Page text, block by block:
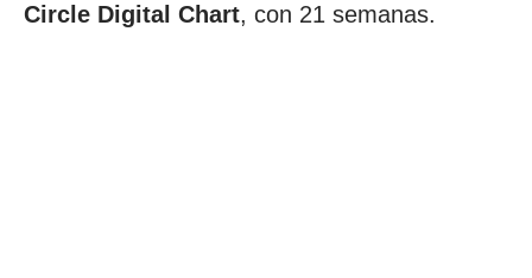
Circle Digital Chart, con 21 semanas.